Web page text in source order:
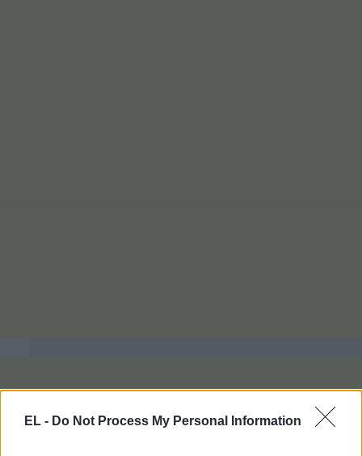
EL - Do Not Process My Personal Information